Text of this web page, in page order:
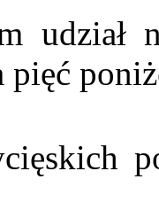
udział
pięć